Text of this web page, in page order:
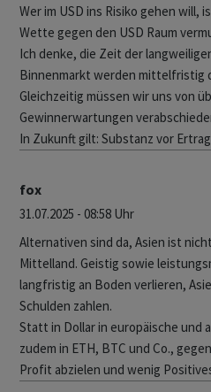
Wer im USD ins Risiko gehen will,
Wette gegen den USD Raum
Ich denke, die Zeit der
Binnenmarkt werden mittelfristig
Gleichzeitig müssen wir uns von
Gewinnerwartungen
In Zukunft gilt: Substanz vor
fox
31.07.2025 - 08:58 Uhr
Alternativen sind da, Asien ist
Mittelland. Geistig sowie
langfristig an Boden verlieren,
Schulden zahlen.
Statt in Dollar in europäische und
zudem in ETH, BTC und Co.,
Profit abzielen und wenig